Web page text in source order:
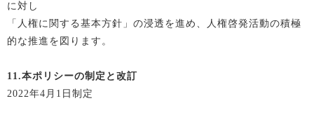
に対し
「人権に関する基本方針」の浸透を進め、人権啓発活動の積極
的な推進を図ります。
11.本ポリシーの制定と改訂
2022年4月1日制定